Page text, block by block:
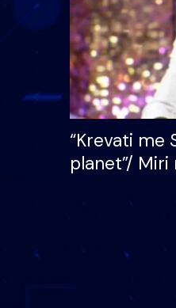
“Krevati me
planet”/
mungojë